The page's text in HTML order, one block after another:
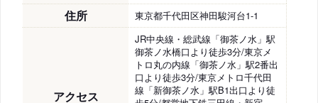
住所 東京都千代田区神田駿河台1-1
アクセス
JR中央線・総武線「御茶ノ水」駅
御茶ノ水橋口より徒歩3分/東京メ
トロ丸の内線「御茶ノ水」駅2番出
口より徒歩3分/東京メトロ千代田
線「新御茶ノ水」駅B1出口より徒